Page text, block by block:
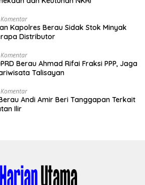
Kapolres Berau Sidak Stok Minyak
Distributor
Berau Ahmad Rifai Fraksi PPP, Jaga
Talisayan
Andi Amir Beri Tanggapan Terkait
Ilir